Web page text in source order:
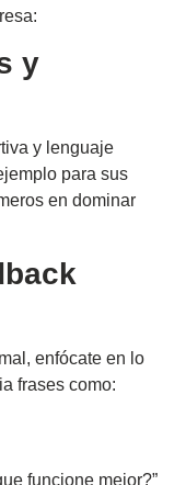
y
y lenguaje
para sus
en dominar
enfócate en lo
frases como:
funcione mejor?”